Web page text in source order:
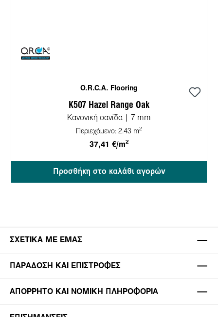
O.R.C.A. Flooring
K507 Hazel Range Oak
Κανονική σανίδα | 7 mm
Περιεχόμενο: 2.43 m2
37,41 €/m2
Προσθήκη στο καλάθι αγορών
ΣΧΕΤΙΚΆ ΜΕ ΕΜΆΣ
ΠΑΡΆΔΟΣΗ ΚΑΙ ΕΠΙΣΤΡΟΦΈΣ
ΑΠΌΡΡΗΤΟ ΚΑΙ ΝΟΜΙΚΉ ΠΛΗΡΟΦΟΡΊΑ